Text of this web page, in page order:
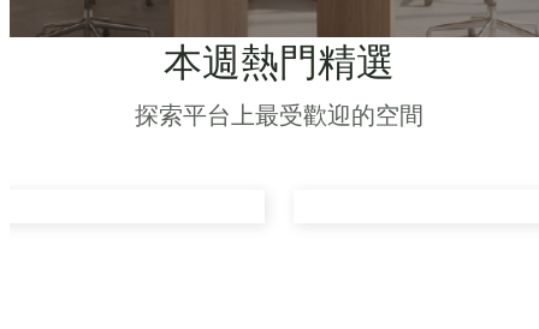
本週熱門精選
探索平台上最受歡迎的空間